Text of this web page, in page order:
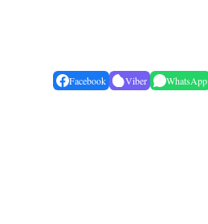
Facebook Viber WhatsApp